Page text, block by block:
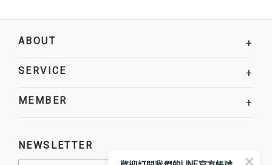
ABOUT +
SERVICE +
MEMBER +
NEWSLETTER